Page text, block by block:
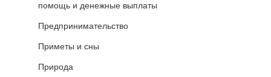
помощь и денежные выплаты
Предпринимательство
Приметы и сны
Природа